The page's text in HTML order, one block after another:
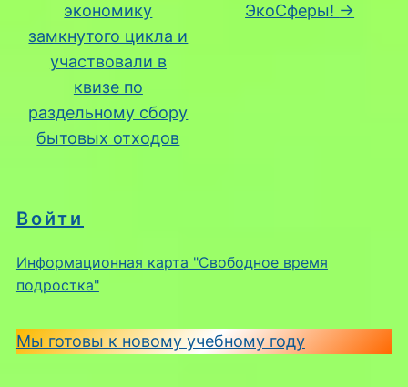
Войти
Информационная карта "Свободное время
подростка"
Мы готовы к новому учебному году
экономику
замкнутого цикла и
участвовали в
квизе по
раздельному сбору
бытовых отходов
ЭкоСферы! →